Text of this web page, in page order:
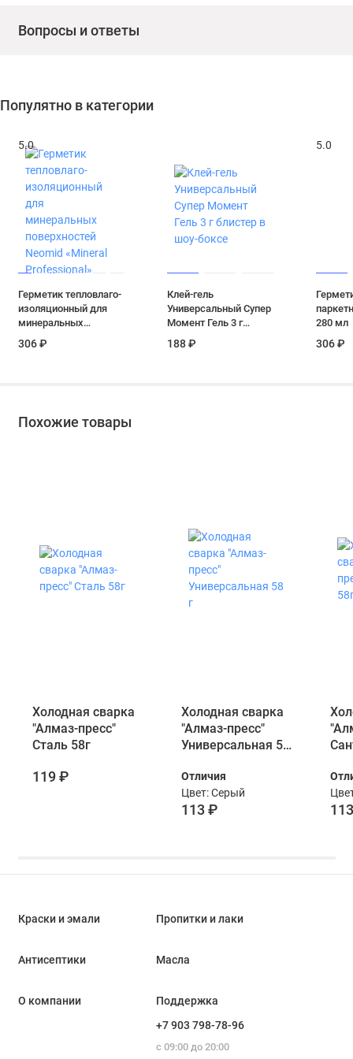
Вопросы и ответы
Популятно в категории
5.0
Герметик тепловлаго-
изоляционный для
минеральных
«Mineral Professional»
306 ₽
Клей-гель
Универсальный Супер
Момент Гель 3 г
188 ₽
5.0
280 мл
306 ₽
Похожие товары
Холодная сварка
"Алмаз-пресс"
Сталь 58г
119 ₽
Холодная сварка
"Алмаз-пресс"
Универсальная 58
Отличия
Цвет: Серый
113 ₽
Краски и эмали Пропитки и лаки
Антисептики Масла
О компании
Поддержка
+7 903 798-78-96
с 09:00 до 20:00